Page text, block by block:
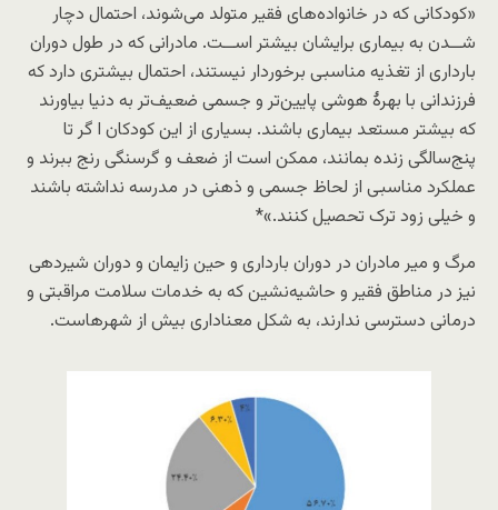
«کودکانی که در خانواده‌های فقیر متولد می‌شوند، احتمال دچار
شــدن به بیماری برایشان بیشتر اســت. مادرانی که در طول دوران
بارداری از تغذیه مناسبی برخوردار نیستند، احتمال بیشتری دارد که
فرزندانی با بهرۀ هوشی پایین‌تر و جسمی ضعیف‌تر به دنیا بیاورند
که بیشتر مستعد بیماری باشند. بسیاری از این کودکان ا گر تا
پنج‌سالگی زنده بمانند، ممکن است از ضعف و گرسنگی رنج ببرند و
عملکرد مناسبی از لحاظ جسمی و ذهنی در مدرسه نداشته باشند
و خیلی زود ترک تحصیل کنند.»*
مرگ و میر مادران در دوران بارداری و حین زایمان و دوران شیردهی
نیز در مناطق فقیر و حاشیه‌نشین که به خدمات سلامت مراقبتی و
درمانی دسترسی ندارند، به شکل معناداری بیش از شهرهاست.